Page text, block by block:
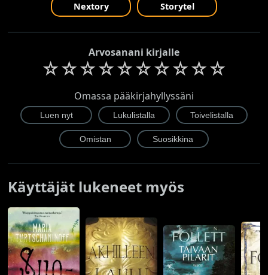
Nextory Storytel
Arvosanani kirjalle
☆☆☆☆☆☆☆☆☆☆
Omassa pääkirjahyllyssäni
Käyttäjät lukeneet myös